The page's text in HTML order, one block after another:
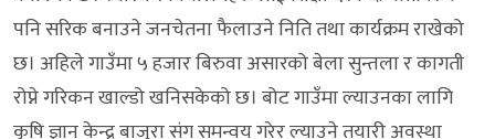
पनि सरिक बनाउने जनचेतना फैलाउने निति तथा कार्यक्रम राखेको
छ। अहिले गाउँमा ५ हजार बिरुवा असारको बेला सुन्तला र कागती
रोप्ने गरिकन खाल्डो खनिसकेको छ। बोट गाउँमा ल्याउनका लागि
कृषि ज्ञान् केन्द्र बाजुरा संग समन्वय गरेर ल्याउने तयारी अवस्था